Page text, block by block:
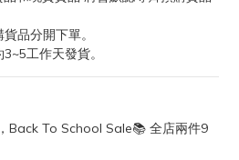
品分開下單。
工作天發貨。
Back To School Sale📚 全店兩件9